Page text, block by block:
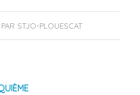
PAR STJO-PLOUESCAT